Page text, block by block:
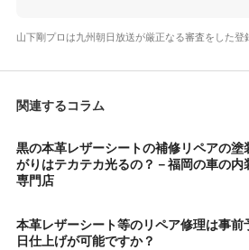
山下剛プロは九州朝日放送が厳正なる審査をした登
関連するコラム
黒の本革レザーシートの補修リペアの塗
がりはテカテカ光るの？－福岡の車の内
専門店
本革レザーシート等のリペア修理は事前
日仕上げが可能ですか？